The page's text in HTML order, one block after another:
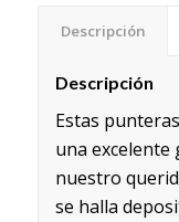
Descripción
Descripción
Estas
una excelente
nuestro
se halla